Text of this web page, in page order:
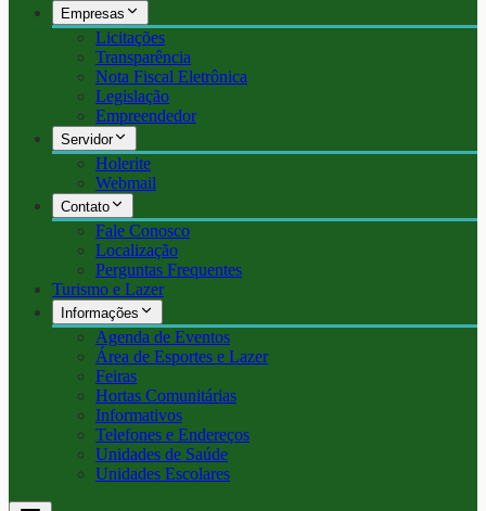
Empresas
Licitações
Transparência
Nota Fiscal Eletrônica
Legislação
Empreendedor
Servidor
Holerite
Webmail
Contato
Fale Conosco
Localização
Perguntas Frequentes
Turismo e Lazer
Informações
Agenda de Eventos
Área de Esportes e Lazer
Feiras
Hortas Comunitárias
Informativos
Telefones e Endereços
Unidades de Saúde
Unidades Escolares